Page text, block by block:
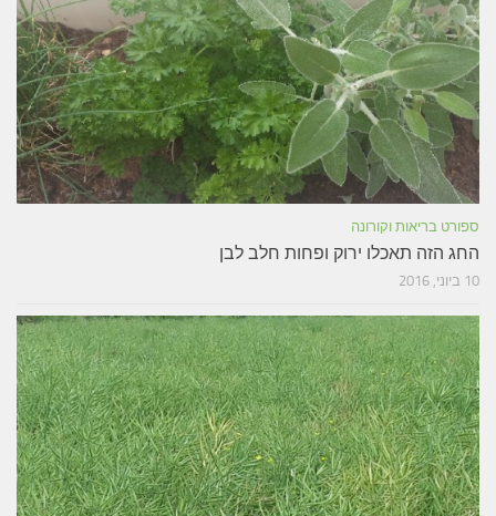
ספורט בריאות וקורונה
החג הזה תאכלו ירוק ופחות חלב לבן
10 ביוני, 2016